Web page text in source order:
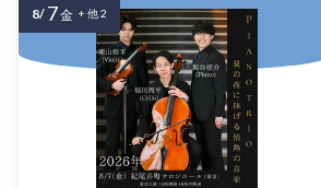
8/ 7金 + 他 2